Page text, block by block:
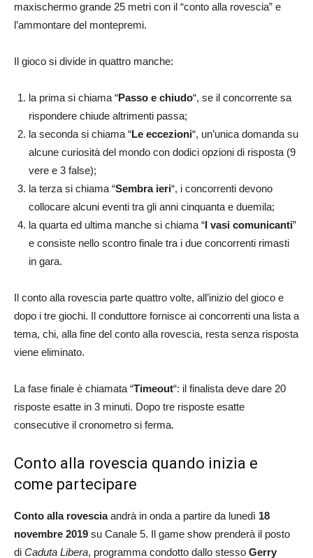
maxischermo grande 25 metri con il “conto alla rovescia” e
l’ammontare del montepremi.
Il gioco si divide in quattro manche:
la prima si chiama “Passo e chiudo“, se il concorrente sa
rispondere chiude altrimenti passa;
la seconda si chiama “Le eccezioni“, un’unica domanda su
alcune curiosità del mondo con dodici opzioni di risposta (9
vere e 3 false);
la terza si chiama “Sembra ieri“, i concorrenti devono
collocare alcuni eventi tra gli anni cinquanta e duemila;
la quarta ed ultima manche si chiama “I vasi comunicanti”
e consiste nello scontro finale tra i due concorrenti rimasti
in gara.
Il conto alla rovescia parte quattro volte, all’inizio del gioco e
dopo i tre giochi. Il conduttore fornisce ai concorrenti una lista a
tema, chi, alla fine del conto alla rovescia, resta senza risposta
viene eliminato.
La fase finale è chiamata “Timeout“: il finalista deve dare 20
risposte esatte in 3 minuti. Dopo tre risposte esatte
consecutive il cronometro si ferma.
Conto alla rovescia quando inizia e
come partecipare
Conto alla rovesciaandrà in onda a partire da lunedì 18
novembre 2019 su Canale 5. Il game show prenderà il posto
di Caduta Libera, programma condotto dallo stesso Gerry